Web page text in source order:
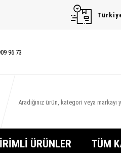
96 73
ÜRÜNLER TÜM